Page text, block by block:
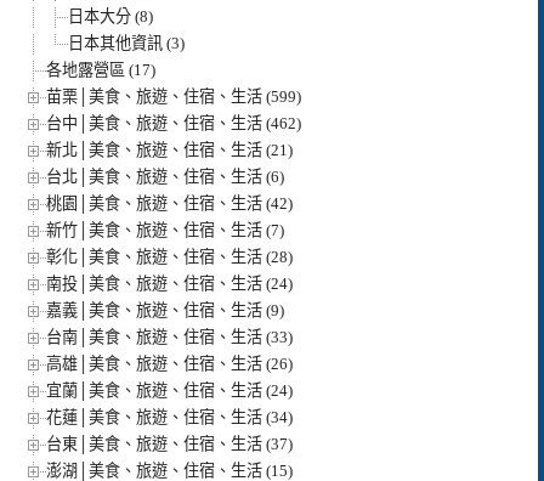
日本大分 (8)
日本其他資訊 (3)
各地露營區 (17)
苗栗│美食、旅遊、住宿、生活 (599)
台中│美食、旅遊、住宿、生活 (462)
新北│美食、旅遊、住宿、生活 (21)
台北│美食、旅遊、住宿、生活 (6)
桃園│美食、旅遊、住宿、生活 (42)
新竹│美食、旅遊、住宿、生活 (7)
彰化│美食、旅遊、住宿、生活 (28)
南投│美食、旅遊、住宿、生活 (24)
嘉義│美食、旅遊、住宿、生活 (9)
台南│美食、旅遊、住宿、生活 (33)
高雄│美食、旅遊、住宿、生活 (26)
宜蘭│美食、旅遊、住宿、生活 (24)
花蓮│美食、旅遊、住宿、生活 (34)
台東│美食、旅遊、住宿、生活 (37)
澎湖│美食、旅遊、住宿、生活 (15)